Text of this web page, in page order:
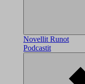
Novellit Runot
Podcastit